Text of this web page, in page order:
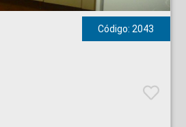
Código: 2043